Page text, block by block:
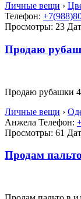
Личные вещи ›
Телефон:
Просмотры: 23
Продаю
Продаю рубашки
Личные вещи ›
Анжела Телефон:
Просмотры: 61
Продам